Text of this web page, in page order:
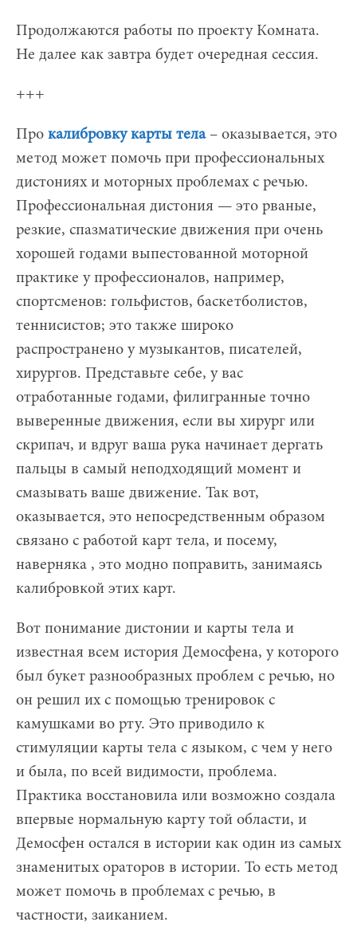
Продолжаются работы по проекту Комната.
Не далее как завтра будет очередная сессия.
+++
Про калибровку карты тела– оказывается, это
метод может помочь при профессиональных
дистониях и моторных проблемах с речью.
Профессиональная дистония — это рваные,
резкие, спазматические движения при очень
хорошей годами выпестованной моторной
практике у профессионалов, например,
спортсменов: гольфистов, баскетболистов,
теннисистов; это также широко
распространено у музыкантов, писателей,
хирургов. Представьте себе, у вас
отработанные годами, филигранные точно
выверенные движения, если вы хирург или
скрипач, и вдруг ваша рука начинает дергать
пальцы в самый неподходящий момент и
смазывать ваше движение. Так вот,
оказывается, это непосредственным образом
связано с работой карт тела, и посему,
наверняка , это модно поправить, занимаясь
калибровкой этих карт.
Вот понимание дистонии и карты тела и
известная всем история Демосфена, у которого
был букет разнообразных проблем с речью, но
он решил их с помощью тренировок с
камушками во рту. Это приводило к
стимуляции карты тела с языком, с чем у него
и была, по всей видимости, проблема.
Практика восстановила или возможно создала
впервые нормальную карту той области, и
Демосфен остался в истории как один из самых
знаменитых ораторов в истории. То есть метод
может помочь в проблемах с речью, в
частности, заиканием.